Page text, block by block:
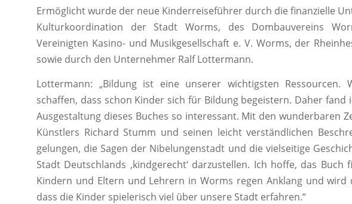
Ermöglicht wurde der neue Kinderreiseführer durch die finanzielle
Kulturkoordination der Stadt Worms, des Dombauvereins
Vereinigten Kasino- und Musikgesellschaft e. V. Worms, der
sowie durch den Unternehmer Ralf Lottermann.
Lottermann: „Bildung ist eine unserer wichtigsten Ressourcen.
schaffen, dass schon Kinder sich für Bildung begeistern. Daher fand
Ausgestaltung dieses Buches so interessant. Mit den wunderbaren
Künstlers Richard Stumm und seinen leicht verständlichen
gelungen, die Sagen der Nibelungenstadt und die vielseitige
Stadt Deutschlands ‚kindgerecht‘ darzustellen. Ich hoffe, das Buch
Kindern und Eltern und Lehrern in Worms regen Anklang und wird
dass die Kinder spielerisch viel über unsere Stadt erfahren.“